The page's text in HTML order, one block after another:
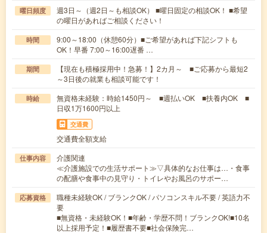
曜日頻度
週3日～（週2日～も相談OK） ■曜日固定の相談OK！ ■希望
の曜日があればご相談ください！
時間
9:00～18:00（休憩60分）■ご希望があれば下記シフトも
OK！早番 7:00～16:00遅番 …
期間
【現在も積極採用中！急募！】2カ月～ ■ご応募から最短2
～3日後の就業も相談可能です！
時給
無資格未経験：時給1450円～ ■週払いOK ■扶養内OK ■
日収1万1600円以上
交通費
交通費全額支給
仕事内容
介護関連
≪介護施設での生活サポート≫▽具体的なお仕事は…・食事
の配膳や食事中の見守り・トイレやお風呂のサポー…
応募資格
職種未経験OK / ブランクOK / パソコンスキル不要 / 英語力不
要
■無資格・未経験OK！■年齢・学歴不問！ブランクOK!■10名
以上採用予定！■履歴書不要■社会保険完…